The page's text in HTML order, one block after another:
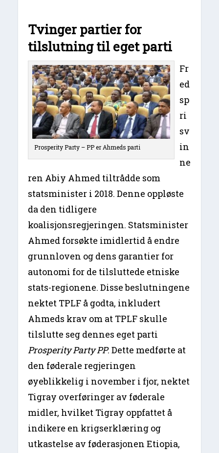
Tvinger partier for
tilslutning til eget parti
Prosperity Party – PP er Ahmeds parti
Fr
ed
sp
ri
sv
in
ne
ren Abiy Ahmed tiltrådde som
statsminister i 2018. Denne oppløste
da den tidligere
koalisjonsregjeringen. Statsminister
Ahmed forsøkte imidlertid å endre
grunnloven og dens garantier for
autonomi for de tilsluttede etniske
stats-regionene. Disse beslutningene
nektet TPLF å godta, inkludert
Ahmeds krav om at TPLF skulle
tilslutte seg dennes eget parti
Prosperity Party PP. Dette medførte at
den føderale regjeringen
øyeblikkelig i november i fjor, nektet
Tigray overføringer av føderale
midler, hvilket Tigray oppfattet å
indikere en krigserklæring og
utkastelse av føderasjonen Etiopia,